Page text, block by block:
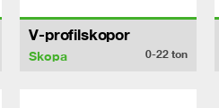
V-profilskopor
Skopa 0-22ton